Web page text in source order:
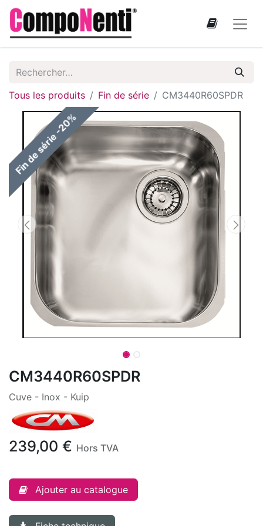
Tous les produits Fin de série CM3440R60SPDR
Fin de série -20%
CM3440R60SPDR
Cuve - Inox - Kuip
239,00 € Hors TVA
Ajouter au catalogue